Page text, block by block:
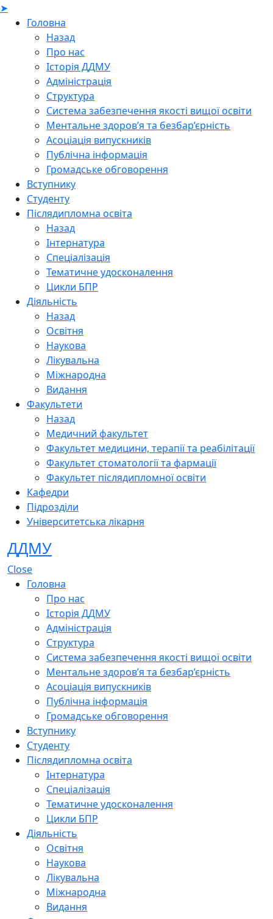
➤
Головна
Назад
Про нас
Історія ДДМУ
Адміністрація
Структура
Система забезпечення якості вищої освіти
Ментальне здоров’я та безбар’єрність
Асоціація випускників
Публічна інформація
Громадське обговорення
Вступнику
Студенту
Післядипломна освіта
Назад
Інтернатура
Спеціалізація
Тематичне удосконалення
Цикли БПР
Діяльність
Назад
Освітня
Наукова
Лікувальна
Міжнародна
Видання
Факультети
Назад
Медичний факультет
Факультет медицини, терапії та реабілітації
Факультет стоматології та фармації
Факультет післядипломної освіти
Кафедри
Підрозділи
Університетська лікарня
ДДМУ
Close
Головна
Про нас
Історія ДДМУ
Адміністрація
Структура
Система забезпечення якості вищої освіти
Ментальне здоров’я та безбар’єрність
Асоціація випускників
Публічна інформація
Громадське обговорення
Вступнику
Студенту
Післядипломна освіта
Інтернатура
Спеціалізація
Тематичне удосконалення
Цикли БПР
Діяльність
Освітня
Наукова
Лікувальна
Міжнародна
Видання